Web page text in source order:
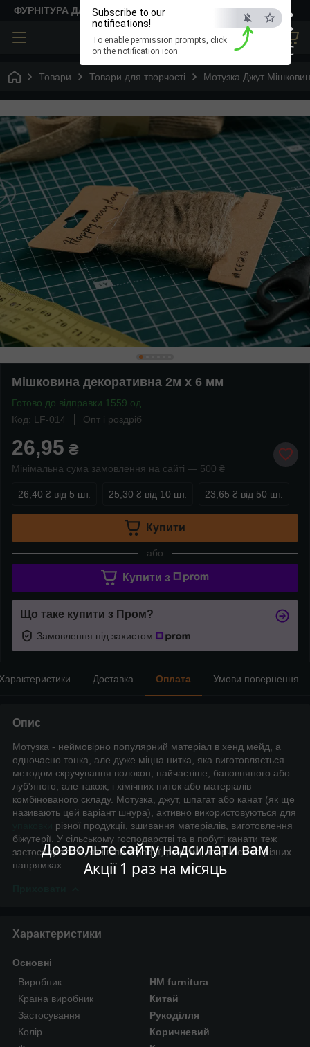
×
ESC
Дозвольте сайту надсилати вам
Акції 1 раз на місяць
Subscribe to our
notifications!
To enable permission prompts, click
on the notification icon
ФУРНІТУРА ДЛЯ ТВОРЧОСТІ
Товари Товари для творчості Мотузка Джут
Мішковина декоративна 2м х 6 мм
Готово до відправки 1559 од.
Код: LF-014
Опт і роздріб
26,95 ₴
Мінімальна сума замовлення на сайті — 500 ₴
26,40 ₴ від 5 шт. 25,30 ₴ від 10 шт. 23,65 ₴ від 50 шт.
Купити
або
Купити з
Що таке купити з Пром?
Замовлення під захистом
Доставка Оплата Умови повернення
Опис
Мотузка - неймовірно популярний матеріал в хенд мейд, а
одночасно тонка, але дуже міцна нитка, яка виготовляється
методом скручування волокон, найчастіше, бавовняного або
луб'яного, але також, і хімічних ниток або матеріалів
комбінованого складу. Мотузка, джут, шпагат або канат (як ще
називають цей варіант шнура), активно використовуються для
різної продукції, зшивання матеріалів, виготовлення
біжутерії. У сільському господарстві та в побуті канати теж
застосовуються, як і в поліграфії, рекламі, творчості та різних
напрямках.
Характеристики
Основні
Виробник
HM furnitura
Країна виробник
Китай
Застосування
Рукоділля
Колір
Коричневий